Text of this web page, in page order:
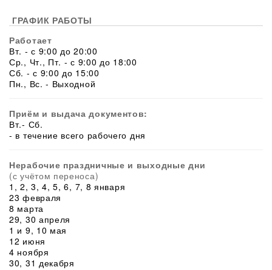
ГРАФИК РАБОТЫ
Работает
Вт. - с 9:00 до 20:00
Ср., Чт., Пт. - с 9:00 до 18:00
Сб. - с 9:00 до 15:00
Пн., Вс. - Выходной
Приём и выдача документов:
Вт.- Сб.
- в течение всего рабочего дня
Нерабочие праздничные и выходные дни
(с учётом переноса)
1, 2, 3, 4, 5, 6, 7, 8 января
23 февраля
8 марта
29, 30 апреля
1 и 9, 10 мая
12 июня
4 ноября
30, 31 декабря